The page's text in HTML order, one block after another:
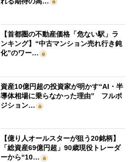
【首都圏の不動産価格「危ない駅」ラ
ンキング】“中古マンション売れ行き鈍
化”のワー…
資産10億円超の投資家が明かす“AI・半
導体相場に乗らなかった理由” フルポ
ジション…
【億り人オールスターが狙う20銘柄】
「総資産69億円超」90歳現役トレーダ
ーから“10…